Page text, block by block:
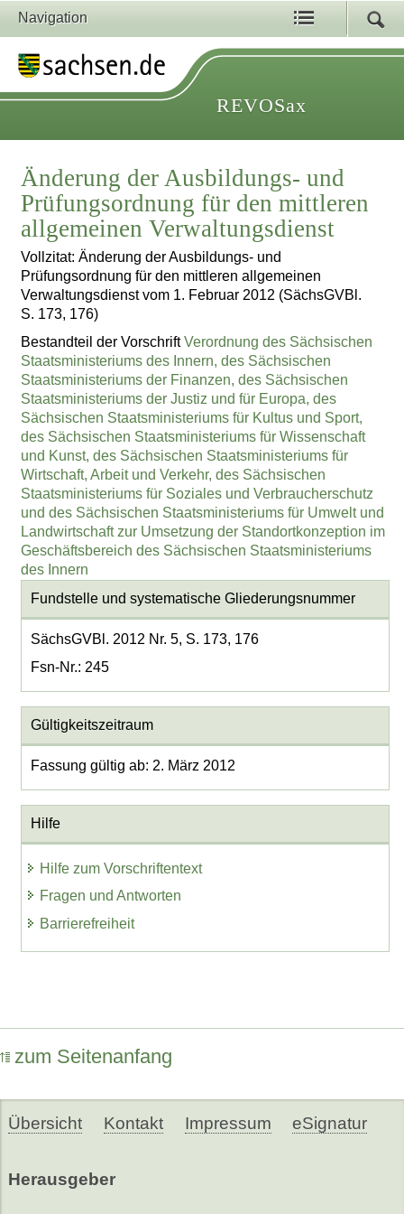
Navigation
REVOSax
Änderung der Ausbildungs- und
Prüfungsordnung für den mittleren
allgemeinen Verwaltungsdienst
Vollzitat: Änderung der Ausbildungs- und
Prüfungsordnung für den mittleren allgemeinen
Verwaltungsdienst vom 1. Februar 2012 (SächsGVBl.
S. 173, 176)
Bestandteil der VorschriftVerordnung des Sächsischen
Staatsministeriums des Innern, des Sächsischen
Staatsministeriums der Finanzen, des Sächsischen
Staatsministeriums der Justiz und für Europa, des
Sächsischen Staatsministeriums für Kultus und Sport,
des Sächsischen Staatsministeriums für Wissenschaft
und Kunst, des Sächsischen Staatsministeriums für
Wirtschaft, Arbeit und Verkehr, des Sächsischen
Staatsministeriums für Soziales und Verbraucherschutz
und des Sächsischen Staatsministeriums für Umwelt und
Landwirtschaft zur Umsetzung der Standortkonzeption im
Geschäftsbereich des Sächsischen Staatsministeriums
des Innern
Fundstelle und systematische Gliederungsnummer
SächsGVBl. 2012 Nr. 5, S. 173, 176
Fsn-Nr.: 245
Gültigkeitszeitraum
Fassung gültig ab: 2. März 2012
Hilfe
Hilfe zum Vorschriftentext
Fragen und Antworten
Barrierefreiheit
zum Seitenanfang
Übersicht Kontakt Impressum eSignatur
Herausgeber